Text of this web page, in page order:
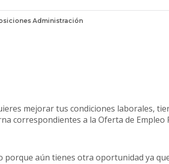
Administración
mejorar tus condiciones laborales,
correspondientes a la Oferta de Empleo
aún tienes otra oportunidad ya